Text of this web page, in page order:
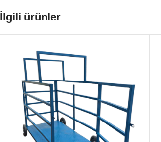
İlgili ürünler